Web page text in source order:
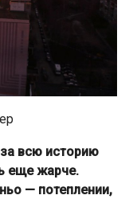
всю историю
еще жарче.
— потеплении,